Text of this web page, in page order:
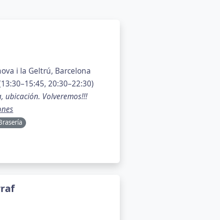
i la Geltrú, Barcelona
20:30–22:30)
ubicación. Volveremos!!!